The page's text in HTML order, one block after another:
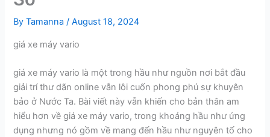
ByTamanna/August 18, 2024
giá xe máy vario
giá xe máy vario là một trong hầu như nguồn nơi bắt đầu
giải trí thư dãn online vẫn lôi cuốn phong phú sự khuyên
bảo ở Nước Ta. Bài viết này vẫn khiến cho bản thân am
hiểu hơn về giá xe máy vario, trong khoảng hầu như ứng
dụng nhưng nó gồm về mang đến hầu như nguyên tố cho